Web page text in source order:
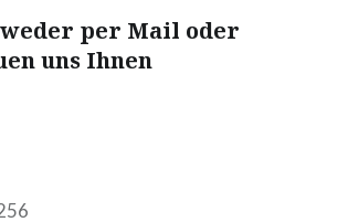
per Mail oder
uns Ihnen